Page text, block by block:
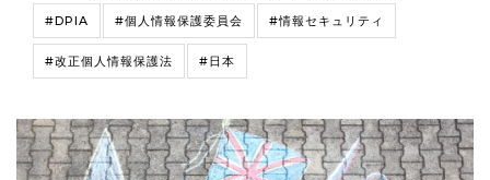
#DPIA #個人情報保護委員会 #情報セキュリティ
#改正個人情報保護法 #日本